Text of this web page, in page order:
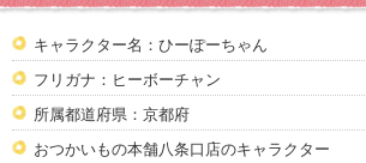
キャラクター名：ひーぽーちゃん
フリガナ：ヒーボーチャン
所属都道府県：京都府
おつかいもの本舗八条口店のキャラクター